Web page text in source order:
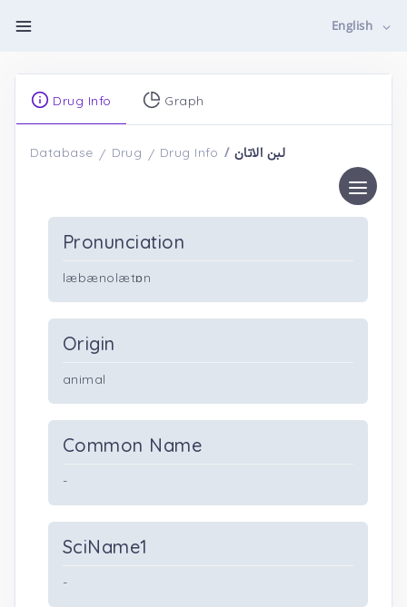
English
Drug Info Graph
Database Drug Drug Info لبن الاتان
Pronunciation
læbænolætɒn
Origin
animal
Common Name
-
SciName1
-